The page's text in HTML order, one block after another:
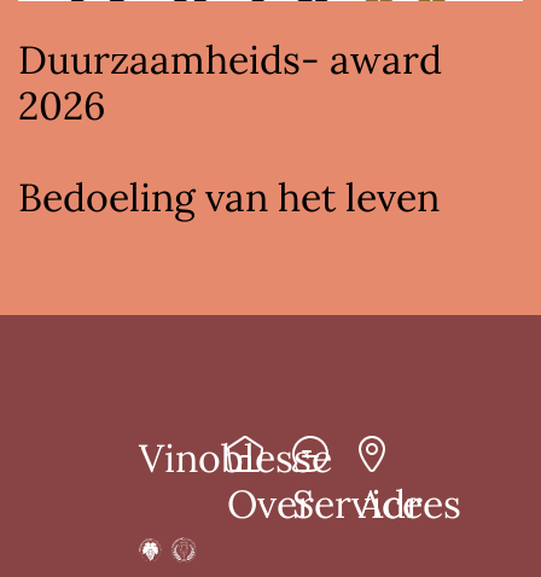
Duurzaamheids- award
2026
Bedoeling van het leven
Vinoblesse
OverService
Adres